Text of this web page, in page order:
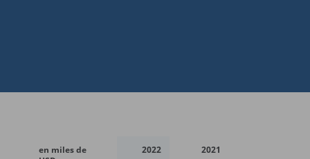
en miles de
2022 2021